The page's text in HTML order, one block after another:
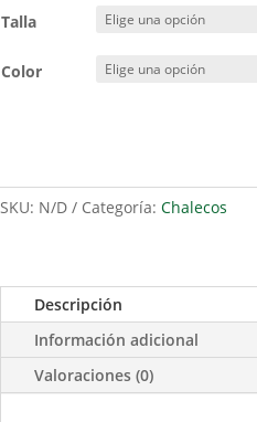
Talla
Color
SKU: N/D Categoría: Chalecos
Descripción
Información adicional
Valoraciones (0)